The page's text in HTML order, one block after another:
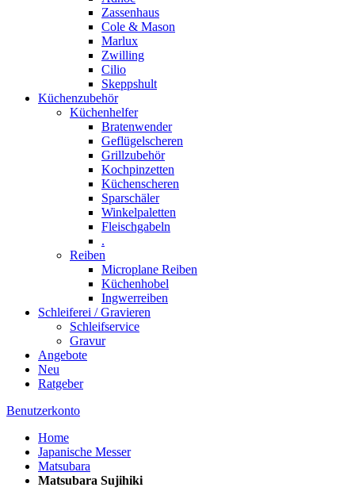
Zassenhaus
Cole & Mason
Marlux
Zwilling
Cilio
Skeppshult
Küchenzubehör
Küchenhelfer
Bratenwender
Geflügelscheren
Grillzubehör
Kochpinzetten
Küchenscheren
Sparschäler
Winkelpaletten
Fleischgabeln
.
Reiben
Microplane Reiben
Küchenhobel
Ingwerreiben
Schleiferei / Gravieren
Schleifservice
Gravur
Angebote
Neu
Ratgeber
Benutzerkonto
Home
Japanische Messer
Matsubara
Matsubara Sujihiki